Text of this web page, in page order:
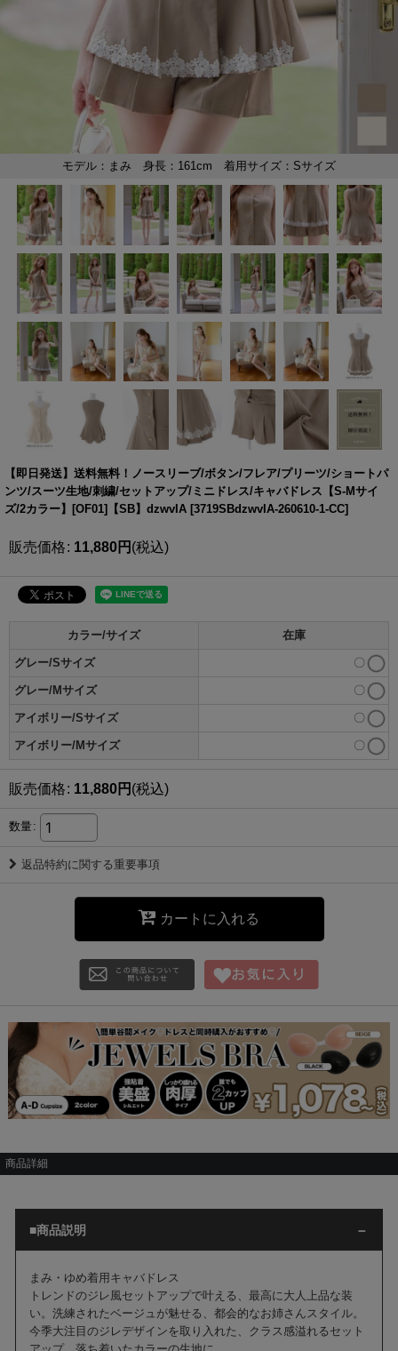
【即日発送】送料無料！ノースリーブ/ボタン/フレア/プリーツ/ショートパ
ンツ/スーツ生地/刺繍/セットアップ/ミニドレス/キャバドレス【S-Mサイ
ズ/2カラー】[OF01]【SB】dzwvIA [3719SBdzwvIA-260610-1-CC]
販売価格: 11,880円 (税込)
カラー/サイズ 在庫
グレー/Sサイズ 〇
グレー/Mサイズ 〇
アイボリー/Sサイズ 〇
アイボリー/Mサイズ 〇
販売価格: 11,880円 (税込)
数量:
返品特約に関する重要事項
カートに入れる
商品詳細
■商品説明
まみ・ゆめ着用キャバドレス
トレンドのジレ風セットアップで叶える、最高に大人上品な装
い。洗練されたベージュが魅せる、都会的なお姉さんスタイル。
今季大注目のジレデザインを取り入れた、クラス感溢れるセット